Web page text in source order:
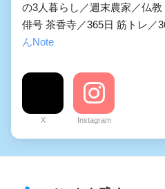
の3人暮らし／週末農家／仏
俳号 茶香寺／365日 筋トレ／
んNote
X Instagram